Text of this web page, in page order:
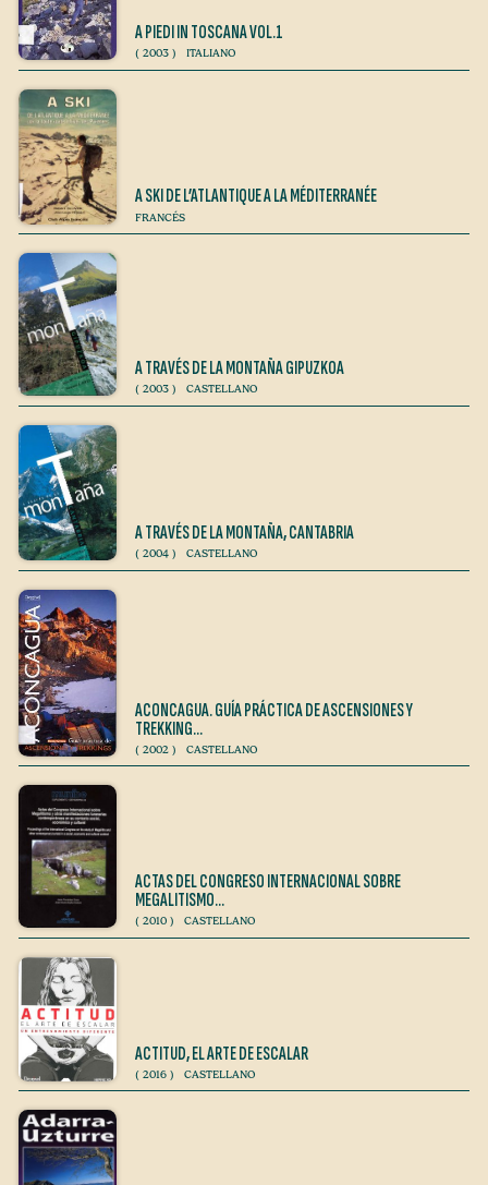
A PIEDI IN TOSCANA VOL.1
( 2003 ) ITALIANO
A SKI DE L’ATLANTIQUE A LA MÉDITERRANÉE
FRANCÉS
A TRAVÉS DE LA MONTAÑA GIPUZKOA
( 2003 ) CASTELLANO
A TRAVÉS DE LA MONTAÑA, CANTABRIA
( 2004 ) CASTELLANO
ACONCAGUA. GUÍA PRÁCTICA DE ASCENSIONES Y
TREKKING…
( 2002 ) CASTELLANO
ACTAS DEL CONGRESO INTERNACIONAL SOBRE
MEGALITISMO…
( 2010 ) CASTELLANO
ACTITUD, EL ARTE DE ESCALAR
( 2016 ) CASTELLANO